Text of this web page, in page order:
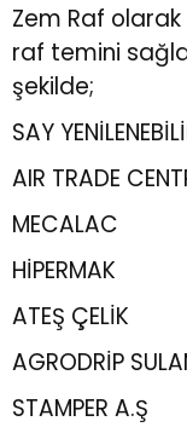
Zem Raf olarak
raf temini
şekilde;
SAY
AIR TRADE
MECALAC
HİPERMAK
ATEŞ ÇELİK
AGRODRİP
STAMPER A.Ş